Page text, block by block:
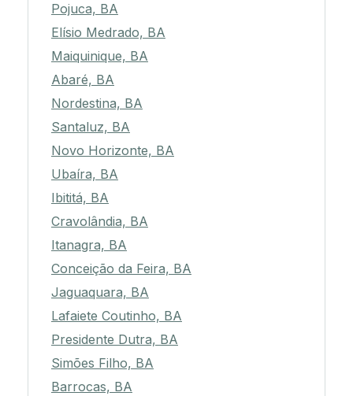
Pojuca, BA
Elísio Medrado, BA
Maiquinique, BA
Abaré, BA
Nordestina, BA
Santaluz, BA
Novo Horizonte, BA
Ubaíra, BA
Ibititá, BA
Cravolândia, BA
Itanagra, BA
Conceição da Feira, BA
Jaguaquara, BA
Lafaiete Coutinho, BA
Presidente Dutra, BA
Simões Filho, BA
Barrocas, BA